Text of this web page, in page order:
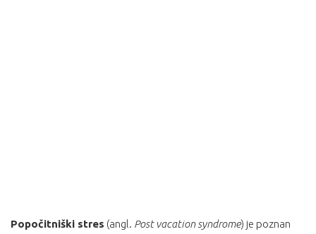
Popočitniški stres (angl. Post vacation syndrome) je poznan